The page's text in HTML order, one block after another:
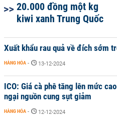
20.000 đồng một kg
kiwi xanh Trung Quốc
Xuất khẩu rau quả về đích sớm
HÀNG HÓA - 13-12-2024
ICO: Giá cà phê tăng lên mức
ngại nguồn cung sụt giảm
HÀNG HÓA - 12-12-2024